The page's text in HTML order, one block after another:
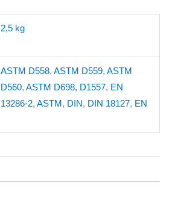
2,5 kg
ASTM D558, ASTM D559, ASTM
D560, ASTM D698, D1557, EN
13286-2, ASTM , DIN, DIN 18127, EN